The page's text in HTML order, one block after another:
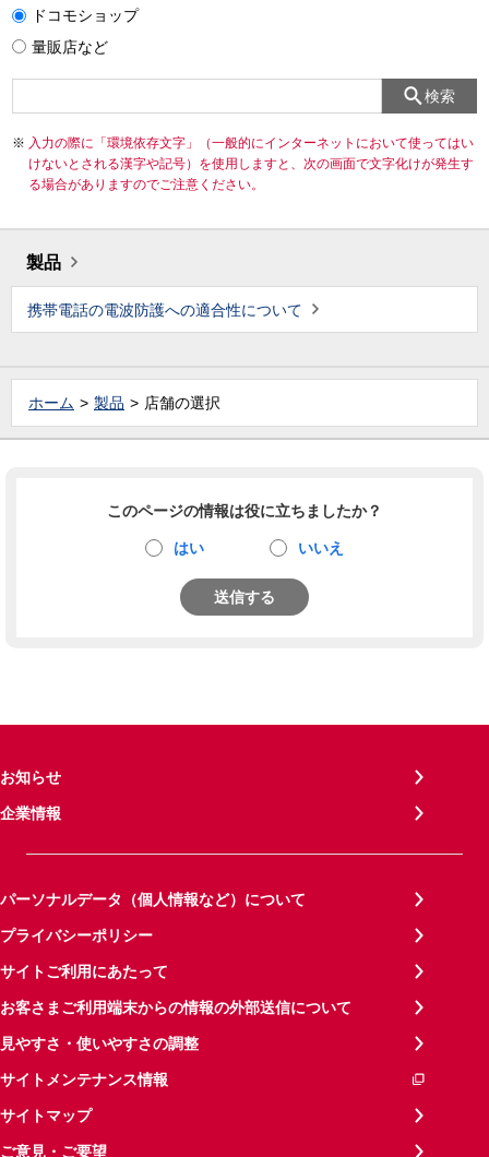
ドコモショップ
量販店など
検索
入力の際に「環境依存文字」（一般的にインターネットにおいて使ってはい
けないとされる漢字や記号）を使用しますと、次の画面で文字化けが発生す
る場合がありますのでご注意ください。
製品
携帯電話の電波防護への適合性について
ホーム 製品 店舗の選択
このページの情報は役に立ちましたか？
はい いいえ
送信する
お知らせ
企業情報
パーソナルデータ（個人情報など）について
プライバシーポリシー
サイトご利用にあたって
お客さまご利用端末からの情報の外部送信について
見やすさ・使いやすさの調整
サイトメンテナンス情報
サイトマップ
ご意見・ご要望